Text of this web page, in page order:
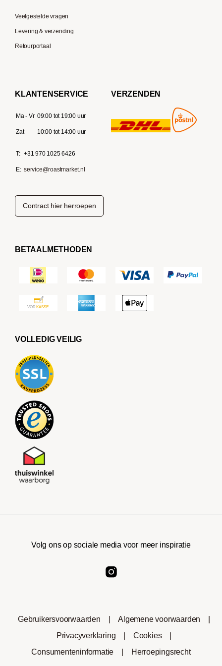
Veelgestelde vragen
Levering & verzending
Retourportaal
KLANTENSERVICE
Ma - Vr 09:00 tot 19:00 uur
Zat 10:00 tot 14:00 uur
T: +31 970 1025 6426
E: service@roastmarket.nl
VERZENDEN
Contract hier herroepen
BETAALMETHODEN
VOLLEDIG VEILIG
Volg ons op sociale media voor meer inspiratie
Gebruikersvoorwaarden Algemene voorwaarden
Privacyverklaring
Cookies
Consumenteninformatie
Herroepingsrecht